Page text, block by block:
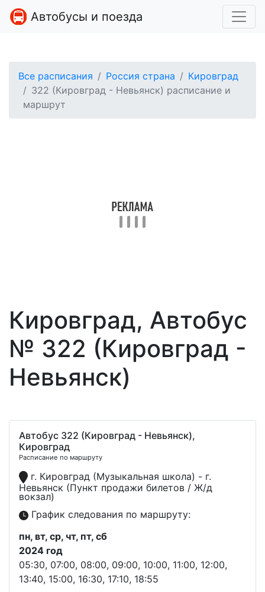
Автобусы и поезда
Все расписания Россия страна
Кировград
322 (Кировград - Невьянск) расписание и
маршрут
Кировград, Автобус
№ 322 (Кировград -
Невьянск)
Автобус 322 (Кировград - Невьянск),
Кировград
Расписание по маршруту
г. Кировград (Музыкальная школа) - г.
Невьянск (Пункт продажи билетов / Ж/д
вокзал)
График следования по маршруту:
пн, вт, ср, чт, пт, сб
2024 год
05:30, 07:00, 08:00, 09:00, 10:00, 11:00, 12:00,
13:40, 15:00, 16:30, 17:10, 18:55